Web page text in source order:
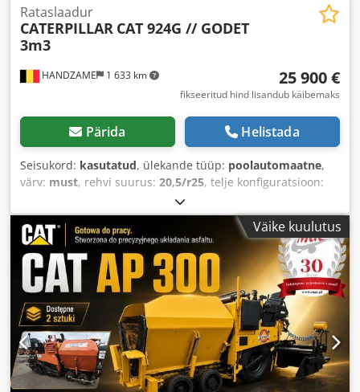
HANDZAME 1 633 km
Rataslaadur
CATERPILLAR CAT 924G // GODET
3m3
25 900 €
fikseeritud hind lisandub käibemaks
Pärida Helistada
Seisukord: kasutatud, ülekande tüüp: poolautomaatne,
värv: must, rehvi suurus: 20,5/r25, telje konfiguratsioon:
, esmane registreerimine:12/2008
töötunnid:9 424 h, Varustus:nelikvedu,
Väike kuulutus